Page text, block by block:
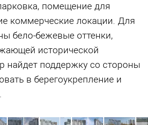
помещение для
коммерческие локации. Для
бело-бежевые оттенки,
исторической
найдет поддержку со стороны
в берегоукрепление и